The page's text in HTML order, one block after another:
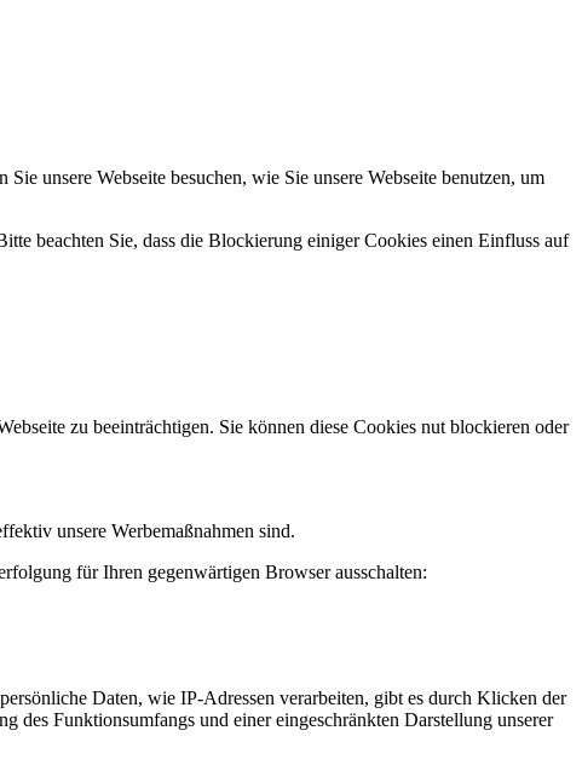
unsere Webseite besuchen, wie Sie unsere Webseite benutzen, um
beachten Sie, dass die Blockierung einiger Cookies einen Einfluss auf
zu beeinträchtigen. Sie können diese Cookies nut blockieren oder
unsere Werbemaßnahmen sind.
für Ihren gegenwärtigen Browser ausschalten:
Daten, wie IP-Adressen verarbeiten, gibt es durch Klicken der
des Funktionsumfangs und einer eingeschränkten Darstellung unserer